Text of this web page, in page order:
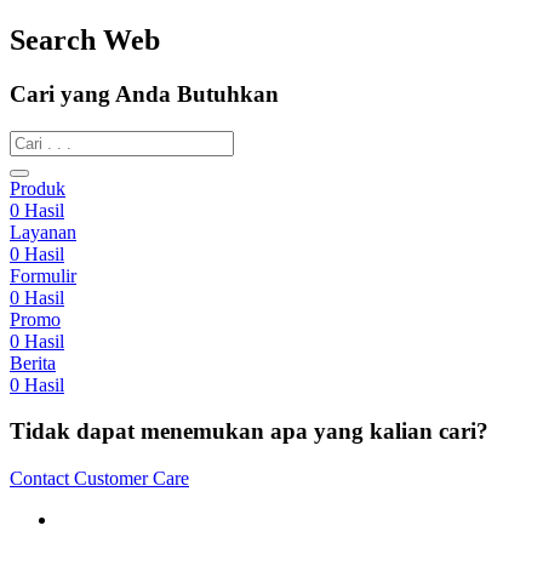
Search Web
Cari yang Anda Butuhkan
Produk
0 Hasil
Layanan
0 Hasil
Formulir
0 Hasil
Promo
0 Hasil
Berita
0 Hasil
Tidak dapat menemukan apa yang kalian cari?
Contact Customer Care